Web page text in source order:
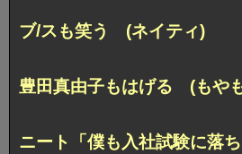
ブ/スも笑う (ネイティ)
豊田真由子もはげる (もや
ニート「僕も入社試験に落ち